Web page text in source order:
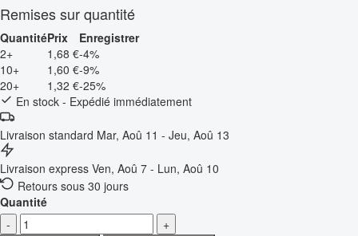
Remises sur quantité
QuantitéPrix
Enregistrer
2+
1,68 €-4%
10+
1,60 €-9%
20+
1,32 €-25%
En stock - Expédié immédiatement
Livraison standard Mar, Aoû 11 - Jeu, Aoû 13
Livraison express Ven, Aoû 7 - Lun, Aoû 10
Retours sous 30 jours
Quantité
-
+